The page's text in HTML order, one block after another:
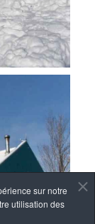
sur notre
utilisation des